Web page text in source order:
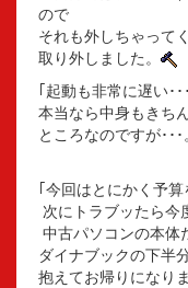
ので
それも外しちゃって
取り外しました。
｢起動も非常に遅い･
本当なら中身もきち
ところなのですが･･･。
｢今回はとにかく予
次にトラブッたら今
中古パソコンの本体
ダイナブックの下半
抱えてお帰りになり